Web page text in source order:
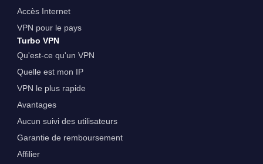
Accès Internet
VPN pour le pays
Turbo VPN
Qu'est-ce qu'un VPN
Quelle est mon IP
VPN le plus rapide
Avantages
Aucun suivi des utilisateurs
Garantie de remboursement
Affilier